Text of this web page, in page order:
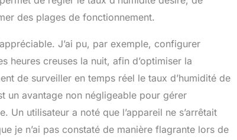
des plages de fonctionnement.
J’ai pu, par exemple, configurer
heures creuses la nuit, afin d’optimiser la
de surveiller en temps réel le taux d’humidité de
un avantage non négligeable pour gérer
Un utilisateur a noté que l’appareil ne s’arrêtait
je n’ai pas constaté de manière flagrante lors de